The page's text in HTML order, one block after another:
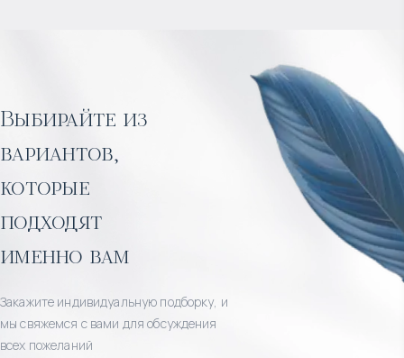
Выбирайте из
вариантов,
которые
подходят
именно вам
Закажите индивидуальную подборку, и
мы свяжемся с вами для обсуждения
всех пожеланий